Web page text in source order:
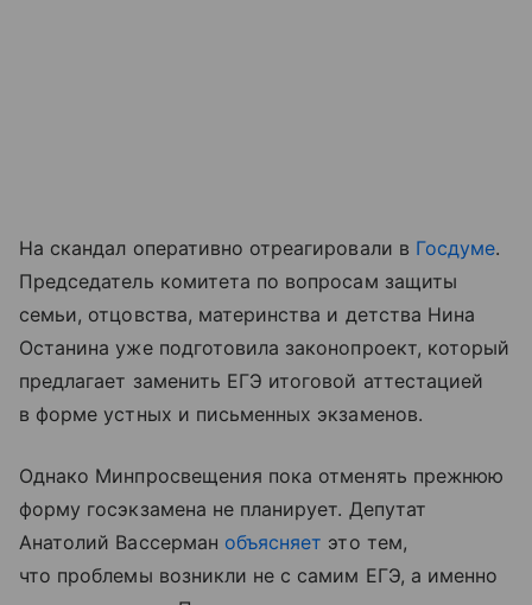
На скандал оперативно отреагировали в Госдуме.
Председатель комитета по вопросам защиты
семьи, отцовства, материнства и детства Нина
Останина уже подготовила законопроект, который
предлагает заменить ЕГЭ итоговой аттестацией
в форме устных и письменных экзаменов.
Однако Минпросвещения пока отменять прежнюю
форму госэкзамена не планирует. Депутат
Анатолий Вассерман объясняет это тем,
что проблемы возникли не с самим ЕГЭ, а именно